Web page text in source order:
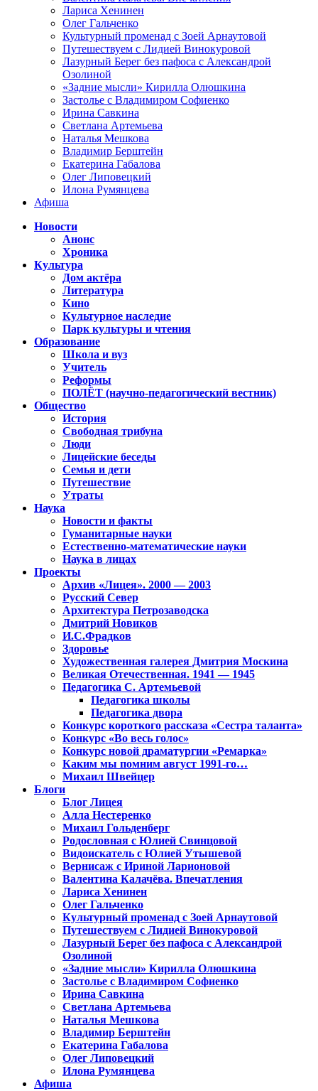
Лариса Хенинен
Олег Гальченко
Культурный променад с Зоей Арнаутовой
Путешествуем с Лидией Винокуровой
Лазурный Берег без пафоса с Александрой
Озолиной
«Задние мысли» Кирилла Олюшкина
Застолье с Владимиром Софиенко
Ирина Савкина
Светлана Артемьева
Наталья Мешкова
Владимир Берштейн
Екатерина Габалова
Олег Липовецкий
Илона Румянцева
Афиша
Новости
Анонс
Хроника
Культура
Дом актёра
Литература
Кино
Культурное наследие
Парк культуры и чтения
Образование
Школа и вуз
Учитель
Реформы
ПОЛЁТ (научно-педагогический вестник)
Общество
История
Свободная трибуна
Люди
Лицейские беседы
Семья и дети
Путешествие
Утраты
Наука
Новости и факты
Гуманитарные науки
Естественно-математические науки
Наука в лицах
Проекты
Архив «Лицея». 2000 — 2003
Русский Север
Архитектура Петрозаводска
Дмитрий Новиков
И.С.Фрадков
Здоровье
Художественная галерея Дмитрия Москина
Великая Отечественная. 1941 — 1945
Педагогика С. Артемьевой
Педагогика школы
Педагогика двора
Конкурс короткого рассказа «Сестра таланта»
Конкурс «Во весь голос»
Конкурс новой драматургии «Ремарка»
Каким мы помним август 1991-го…
Михаил Швейцер
Блоги
Блог Лицея
Алла Нестеренко
Михаил Гольденберг
Родословная с Юлией Свинцовой
Видоискатель с Юлией Утышевой
Вернисаж с Ириной Ларионовой
Валентина Калачёва. Впечатления
Лариса Хенинен
Олег Гальченко
Культурный променад с Зоей Арнаутовой
Путешествуем с Лидией Винокуровой
Лазурный Берег без пафоса с Александрой
Озолиной
«Задние мысли» Кирилла Олюшкина
Застолье с Владимиром Софиенко
Ирина Савкина
Светлана Артемьева
Наталья Мешкова
Владимир Берштейн
Екатерина Габалова
Олег Липовецкий
Илона Румянцева
Афиша